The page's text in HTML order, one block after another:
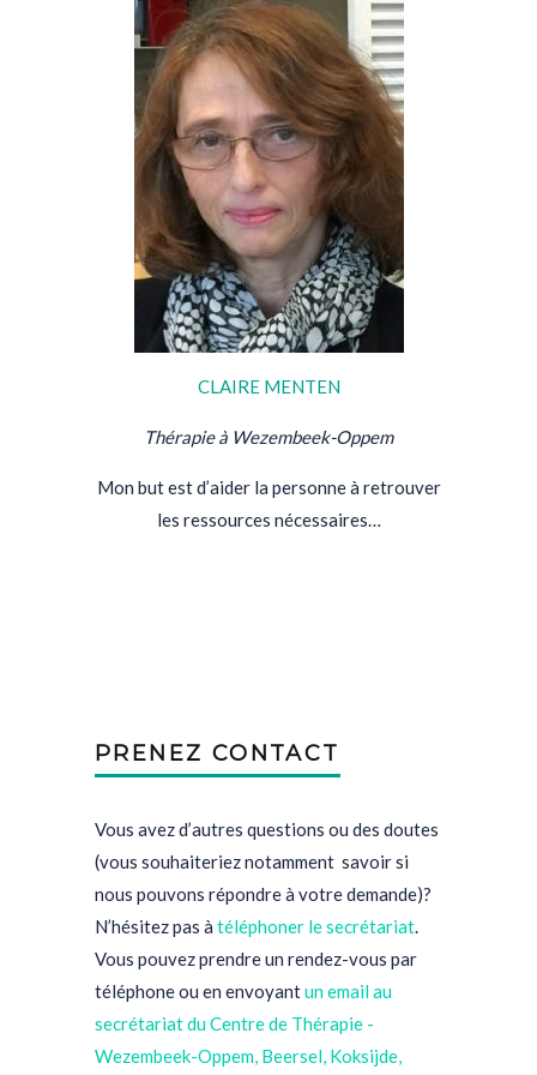
CLAIRE MENTEN
Thérapie à Wezembeek-Oppem
Mon but est d’aider la personne à retrouver
les ressources nécessaires…
PRENEZ CONTACT
Vous avez d’autres questions ou des doutes
(vous souhaiteriez notamment savoir si
nous pouvons répondre à votre demande)?
N’hésitez pas à téléphoner le secrétariat.
Vous pouvez prendre un rendez-vous par
téléphone ou en envoyantun email au
secrétariatdu Centre de Thérapie -
Wezembeek-Oppem, Beersel, Koksijde,